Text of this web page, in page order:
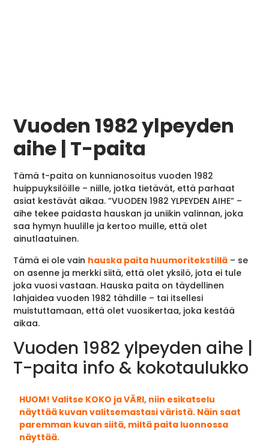
Vuoden 1982 ylpeyden
aihe | T-paita
Tämä t-paita on kunnianosoitus vuoden 1982
huippuyksilöille – niille, jotka tietävät, että parhaat
asiat kestävät aikaa. ”VUODEN 1982 YLPEYDEN AIHE” –
aihe tekee paidasta hauskan ja uniikin valinnan, joka
saa hymyn huulille ja kertoo muille, että olet
ainutlaatuinen.
Tämä ei ole vain hauska paita huumoritekstillä – se
on asenne ja merkki siitä, että olet yksilö, jota ei tule
joka vuosi vastaan. Hauska paita on täydellinen
lahjaidea vuoden 1982 tähdille – tai itsellesi
muistuttamaan, että olet vuosikertaa, joka kestää
aikaa.
Vuoden 1982 ylpeyden aihe |
T-paita info & kokotaulukko
HUOM! Valitse KOKO ja VÄRI, niin esikatselu
näyttää kuvan valitsemastasi väristä. Näin saat
paremman kuvan siitä, miltä paita luonnossa
näyttää.